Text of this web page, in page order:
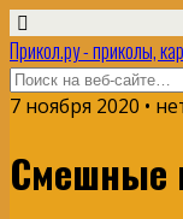
Прикол.ру - приколы,
7 ноября 2020 •
Смешные